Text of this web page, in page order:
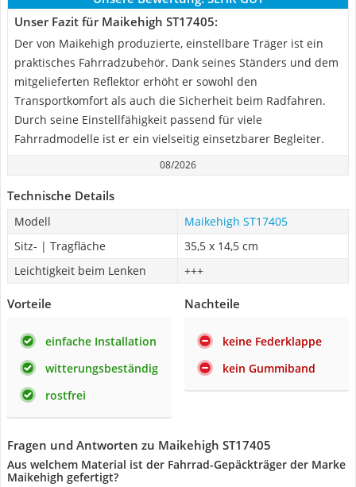
Unser Fazit für Maikehigh ST17405:
Der von Maikehigh produzierte, einstellbare Träger ist ein
praktisches Fahrradzubehör. Dank seines Ständers und dem
mitgelieferten Reflektor erhöht er sowohl den
Transportkomfort als auch die Sicherheit beim Radfahren.
Durch seine Einstellfähigkeit passend für viele
Fahrradmodelle ist er ein vielseitig einsetzbarer Begleiter.
08/2026
Technische Details
Modell
Maikehigh ST17405
Sitz- | Tragfläche
35,5 x 14,5 cm
Leichtigkeit beim Lenken
+++
Vorteile
einfache Installation
witterungsbeständig
rostfrei
Nachteile
keine Federklappe
kein Gummiband
Fragen und Antworten zu Maikehigh ST17405
Aus welchem Material ist der Fahrrad-Gepäckträger der Marke
Maikehigh gefertigt?